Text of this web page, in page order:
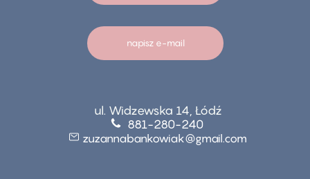
napisz e-mail
ul. Widzewska 14, Łódź
881-280-240
zuzannabankowiak@gmail.com